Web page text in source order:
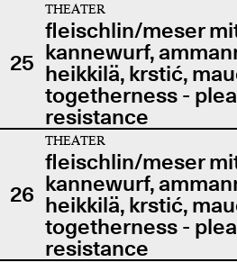
25
THEATER
fleischlin/meser
kannewurf,
heikkilä, krstić,
togetherness -
resistance
26
THEATER
fleischlin/meser
kannewurf,
heikkilä, krstić,
togetherness -
resistance